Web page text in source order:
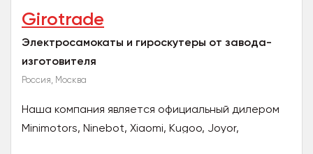
Girotrade
Электросамокаты и гироскутеры от завода-
изготовителя
Россия, Москва
Наша компания является официальный дилером
Minimotors, Ninebot, Xiaomi, Kugoo, Joyor,